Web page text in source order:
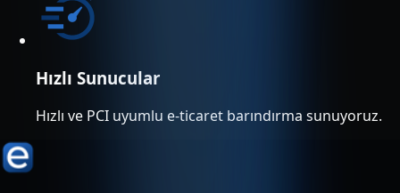
Hızlı Sunucular
Hızlı ve PCI uyumlu e-ticaret barındırma sunuyoruz.